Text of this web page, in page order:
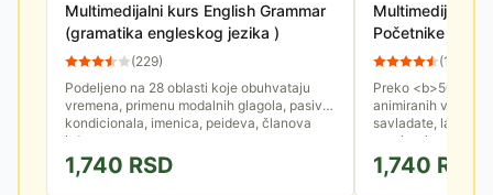
Multimedijalni kurs English Grammar
(gramatika engleskog jezika )
(229)
Podeljeno na 28 oblasti koje obuhvataju
vremena, primenu modalnih glagola, pasiva,
kondicionala, imenica, peideva, članova
itd...
1,740 RSD
Multimedijalni
Početnike
(137
Preko <b>50
animiranih video
savladate, lako
raznim situacijama
1,740 RSD